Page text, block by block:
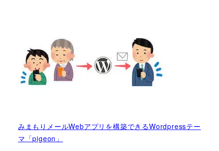
みまもりメールWebアプリを構築できるWordpressテー
マ「pigeon」